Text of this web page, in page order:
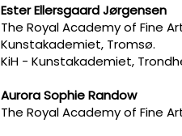
Ester Ellersgaard Jørgensen
The Royal Academy of Fine
Kunstakademiet, Tromsø.
KiH - Kunstakademiet,
Aurora Sophie Randow
The Royal Academy of Fine